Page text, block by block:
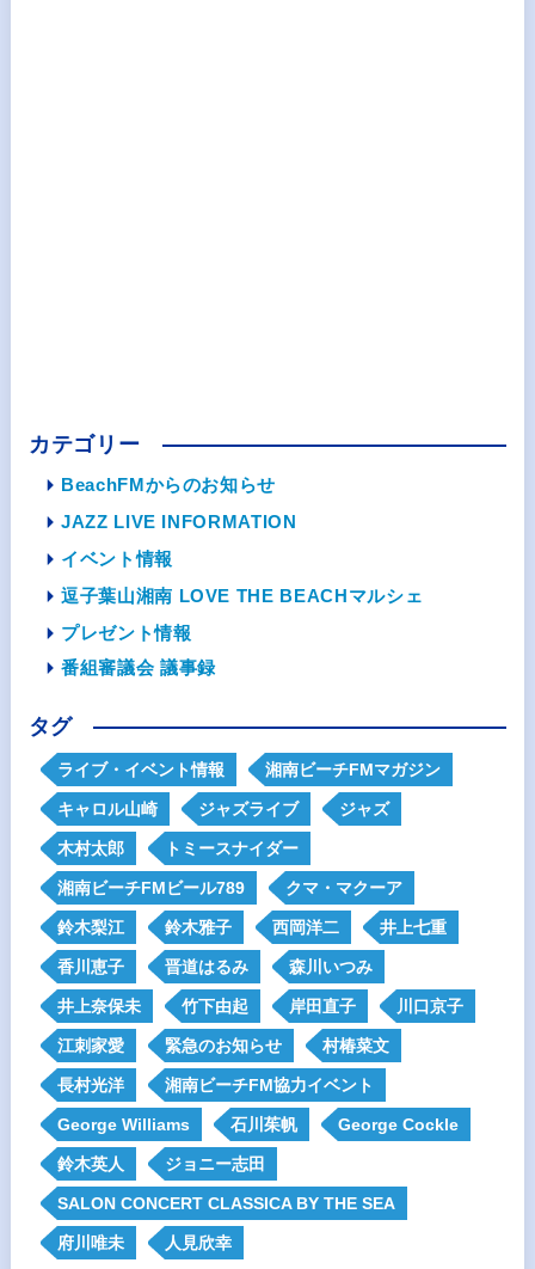
カテゴリー
BeachFMからのお知らせ
JAZZ LIVE INFORMATION
イベント情報
逗子葉山湘南 LOVE THE BEACHマルシェ
プレゼント情報
番組審議会 議事録
タグ
ライブ・イベント情報 湘南ビーチFMマガジン
キャロル山崎 ジャズライブ ジャズ
木村太郎 トミースナイダー
湘南ビーチFMビール789 クマ・マクーア
鈴木梨江 鈴木雅子 西岡洋二 井上七重
香川恵子 晋道はるみ 森川いつみ
井上奈保未 竹下由起 岸田直子 川口京子
江刺家愛 緊急のお知らせ 村椿菜文
長村光洋 湘南ビーチFM協力イベント
George Williams 石川茱帆 George Cockle
鈴木英人 ジョニー志田
SALON CONCERT CLASSICA BY THE SEA
府川唯未 人見欣幸